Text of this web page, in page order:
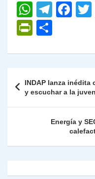
W
h
at
s
p
p
T
gr
m
F
e
o
o
k
P
nt
Fr
ie
n
m
ar
tir
de
entradas
INDAP lanza
y escuchar a la
Energía y